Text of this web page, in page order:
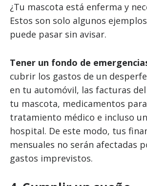
¿Tu mascota está enferma y
Estos son solo algunos
puede pasar sin avisar.
Tener un fondo de
cubrir los gastos de un
en tu automóvil, las facturas
tu mascota, medicamentos
tratamiento médico e incluso
hospital. De este modo, tus
mensuales no serán afectadas
gastos imprevistos.